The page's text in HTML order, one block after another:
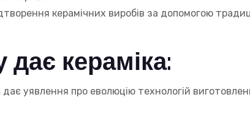
керамічних виробів за допомогою
дає кераміка:
дає уявлення про еволюцію технологій